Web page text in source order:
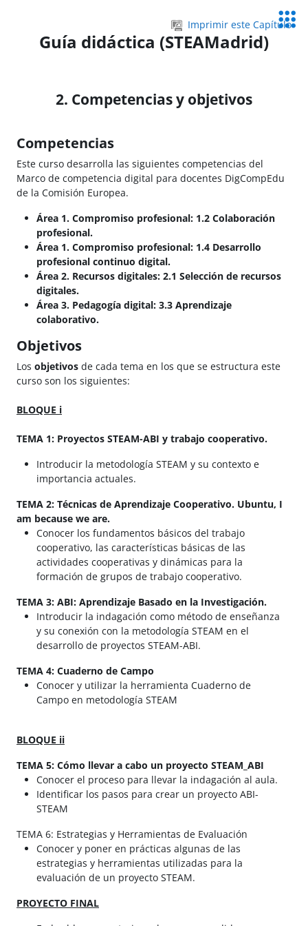
Imprimir este Capítulo
Guía didáctica (STEAMadrid)
2. Competencias y objetivos
Competencias
Este curso desarrolla las siguientes competencias del
Marco de competencia digital para docentes DigCompEdu
de la Comisión Europea.
Área 1. Compromiso profesional: 1.2 Colaboración
profesional.
Área 1. Compromiso profesional: 1.4 Desarrollo
profesional continuo digital.
Área 2. Recursos digitales: 2.1 Selección de recursos
digitales.
Área 3. Pedagogía digital: 3.3 Aprendizaje
colaborativo.
Objetivos
Los objetivos de cada tema en los que se estructura este
curso son los siguientes:
BLOQUE i
TEMA 1: Proyectos STEAM-ABI y trabajo cooperativo.
Introducir la metodología STEAM y su contexto e
importancia actuales.
TEMA 2: Técnicas de Aprendizaje Cooperativo. Ubuntu, I
am because we are.
Conocer los fundamentos básicos del trabajo
cooperativo, las características básicas de las
actividades cooperativas y dinámicas para la
formación de grupos de trabajo cooperativo.
TEMA 3: ABI: Aprendizaje Basado en la Investigación.
Introducir la indagación como método de enseñanza
y su conexión con la metodología STEAM en el
desarrollo de proyectos STEAM-ABI.
TEMA 4: Cuaderno de Campo
Conocer y utilizar la herramienta Cuaderno de
Campo en metodología STEAM
BLOQUE ii
TEMA 5: Cómo llevar a cabo un proyecto STEAM_ABI
Conocer el proceso para llevar la indagación al aula.
Identificar los pasos para crear un proyecto ABI-
STEAM
TEMA 6: Estrategias y Herramientas de Evaluación
Conocer y poner en prácticas algunas de las
estrategias y herramientas utilizadas para la
evaluación de un proyecto STEAM.
PROYECTO FINAL